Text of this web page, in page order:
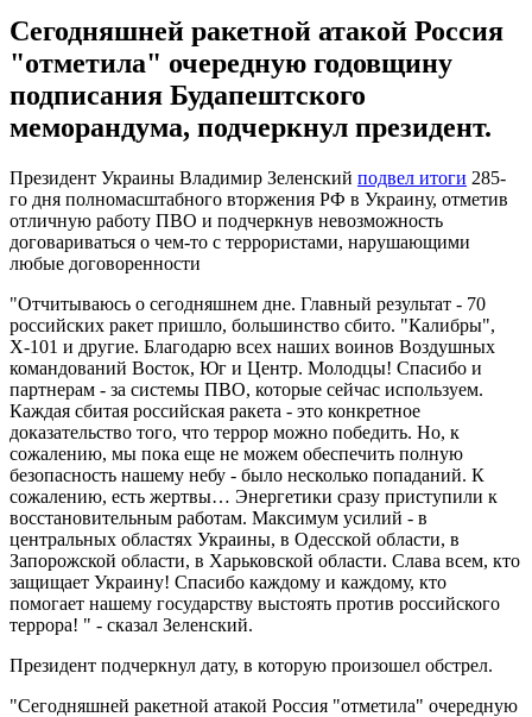
Сегодняшней ракетной атакой Россия
"отметила" очередную годовщину
подписания Будапештского
меморандума, подчеркнул президент.
Президент Украины Владимир Зеленский подвел итоги 285-
го дня полномасштабного вторжения РФ в Украину, отметив
отличную работу ПВО и подчеркнув невозможность
договариваться о чем-то с террористами, нарушающими
любые договоренности
"Отчитываюсь о сегодняшнем дне. Главный результат - 70
российских ракет пришло, большинство сбито. "Калибры",
Х-101 и другие. Благодарю всех наших воинов Воздушных
командований Восток, Юг и Центр. Молодцы! Спасибо и
партнерам - за системы ПВО, которые сейчас используем.
Каждая сбитая российская ракета - это конкретное
доказательство того, что террор можно победить. Но, к
сожалению, мы пока еще не можем обеспечить полную
безопасность нашему небу - было несколько попаданий. К
сожалению, есть жертвы… Энергетики сразу приступили к
восстановительным работам. Максимум усилий - в
центральных областях Украины, в Одесской области, в
Запорожской области, в Харьковской области. Слава всем, кто
защищает Украину! Спасибо каждому и каждому, кто
помогает нашему государству выстоять против российского
террора! " - сказал Зеленский.
Президент подчеркнул дату, в которую произошел обстрел.
"Сегодняшней ракетной атакой Россия "отметила" очередную